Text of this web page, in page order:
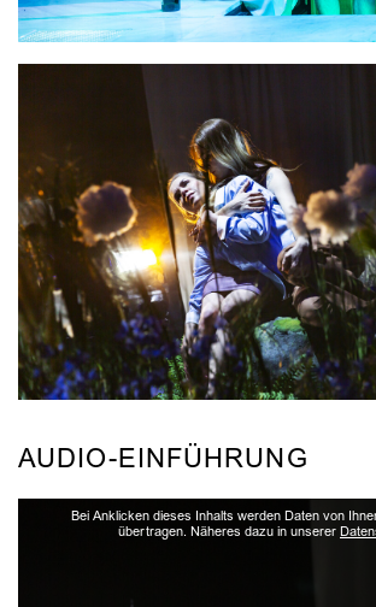
AUDIO-EINFÜHRUNG
Bei Anklicken dieses Inhalts werden Daten von
übertragen. Näheres dazu in unserer